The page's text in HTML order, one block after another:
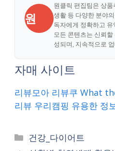
원
원클릭 편집팀은 상
생활 등 다양한 분야
독자에게 정확하고
모든 콘텐츠는 신뢰
성되며, 지속적으로
자매 사이트
리뷰모아 리뷰쿠 What
리뷰 우리캠핑 유용한 정
Categories
건강_다이어트